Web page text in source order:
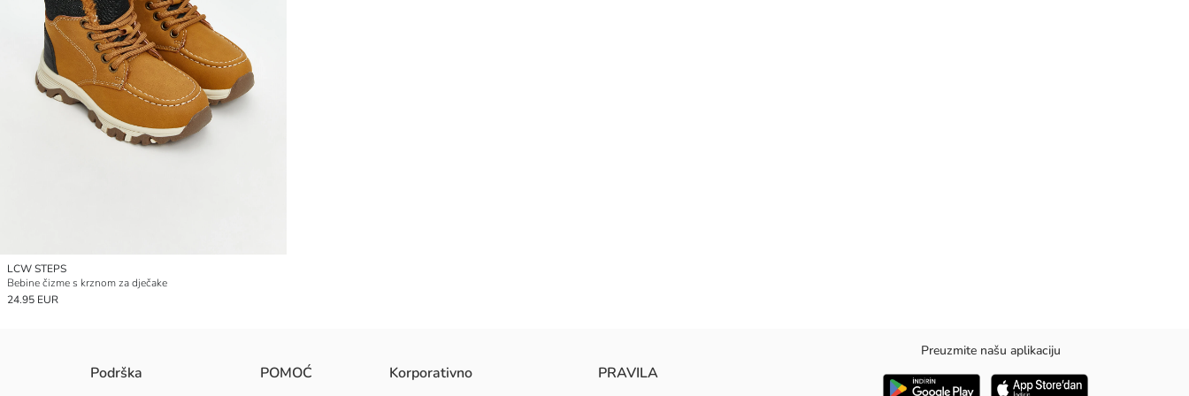
LCW STEPS
Bebine čizme s krznom za dječake
24.95 EUR
Podrška POMOĆ Korporativno PRAVILA
Preuzmite našu aplikaciju